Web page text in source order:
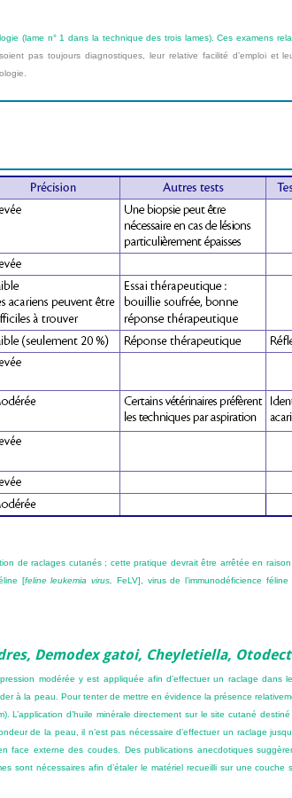
(lame n° 1 dans la technique des trois lames). Ces examens
pas toujours diagnostiques, leur relative facilité d’emploi et
de raclages cutanés ; cette pratique devrait être arrêtée en
[feline leukemia virus, FeLV], virus de l’immunodéficience féline
Demodex gatoi, Cheyletiella,
modérée y est appliquée afin d’effectuer un raclage
à la peau. Pour tenter de mettre en évidence la présence
d’huile minérale directement sur le site cutané
de la peau, il n’est pas nécessaire d’effectuer un raclage
face externe des coudes. Des publications anecdotiques
sont nécessaires afin d’étaler le matériel recueilli sur une couche